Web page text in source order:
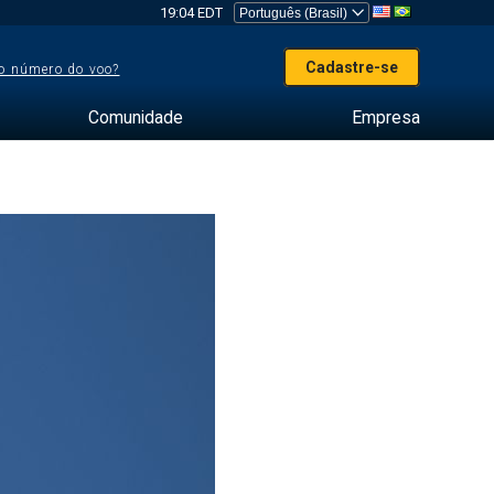
19:04 EDT
número do voo? Cadastre-se
Comunidade Empresa